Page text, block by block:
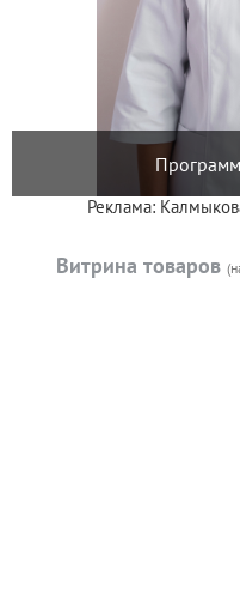
Реклама:
Витрина товаров